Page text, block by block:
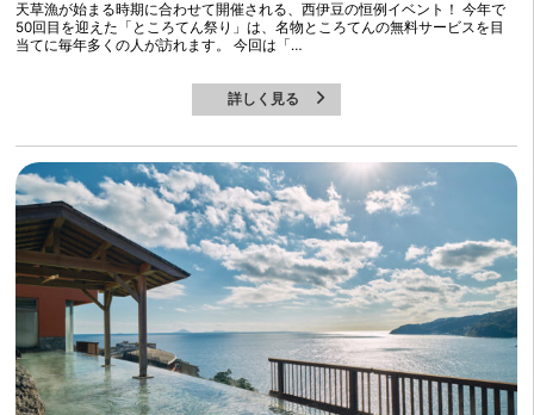
天草漁が始まる時期に合わせて開催される、西伊豆の恒例イベント！ 今年で
50回目を迎えた「ところてん祭り」は、名物ところてんの無料サービスを目
当てに毎年多くの人が訪れます。 今回は「…
詳しく見る